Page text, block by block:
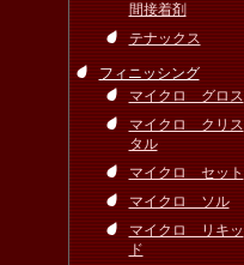
間接着剤
テナックス
フィニッシング
マイクロ グロス
マイクロ クリス
タル
マイクロ セット
マイクロ ソル
マイクロ リキッ
ド